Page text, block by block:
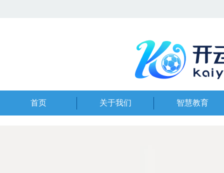
首页 关于我们 智慧教育